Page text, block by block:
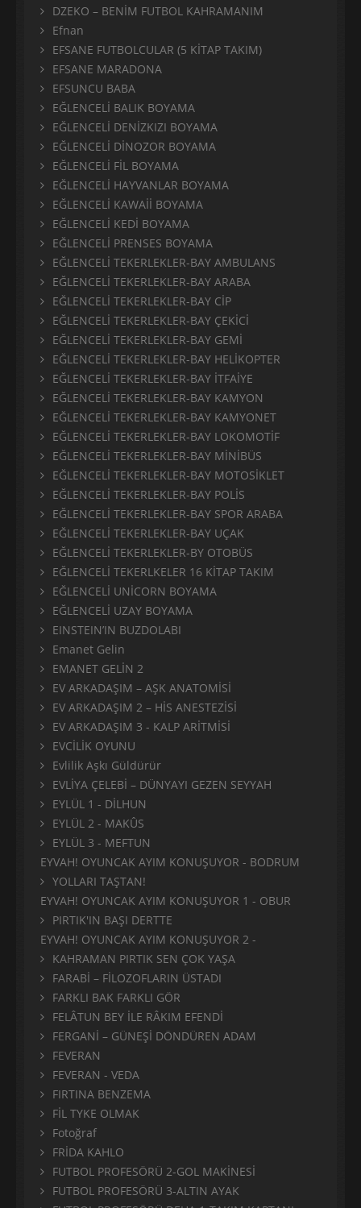
DZEKO – BENİM FUTBOL KAHRAMANIM
Efnan
EFSANE FUTBOLCULAR (5 KİTAP TAKIM)
EFSANE MARADONA
EFSUNCU BABA
EĞLENCELİ BALIK BOYAMA
EĞLENCELİ DENİZKIZI BOYAMA
EĞLENCELİ DİNOZOR BOYAMA
EĞLENCELİ FİL BOYAMA
EĞLENCELİ HAYVANLAR BOYAMA
EĞLENCELİ KAWAİİ BOYAMA
EĞLENCELİ KEDİ BOYAMA
EĞLENCELİ PRENSES BOYAMA
EĞLENCELİ TEKERLEKLER-BAY AMBULANS
EĞLENCELİ TEKERLEKLER-BAY ARABA
EĞLENCELİ TEKERLEKLER-BAY CİP
EĞLENCELİ TEKERLEKLER-BAY ÇEKİCİ
EĞLENCELİ TEKERLEKLER-BAY GEMİ
EĞLENCELİ TEKERLEKLER-BAY HELİKOPTER
EĞLENCELİ TEKERLEKLER-BAY İTFAİYE
EĞLENCELİ TEKERLEKLER-BAY KAMYON
EĞLENCELİ TEKERLEKLER-BAY KAMYONET
EĞLENCELİ TEKERLEKLER-BAY LOKOMOTİF
EĞLENCELİ TEKERLEKLER-BAY MİNİBÜS
EĞLENCELİ TEKERLEKLER-BAY MOTOSİKLET
EĞLENCELİ TEKERLEKLER-BAY POLİS
EĞLENCELİ TEKERLEKLER-BAY SPOR ARABA
EĞLENCELİ TEKERLEKLER-BAY UÇAK
EĞLENCELİ TEKERLEKLER-BY OTOBÜS
EĞLENCELİ TEKERLKELER 16 KİTAP TAKIM
EĞLENCELİ UNİCORN BOYAMA
EĞLENCELİ UZAY BOYAMA
EINSTEIN’IN BUZDOLABI
Emanet Gelin
EMANET GELİN 2
EV ARKADAŞIM – AŞK ANATOMİSİ
EV ARKADAŞIM 2 – HİS ANESTEZİSİ
EV ARKADAŞIM 3 - KALP ARİTMİSİ
EVCİLİK OYUNU
Evlilik Aşkı Güldürür
EVLİYA ÇELEBİ – DÜNYAYI GEZEN SEYYAH
EYLÜL 1 - DİLHUN
EYLÜL 2 - MAKÛS
EYLÜL 3 - MEFTUN
EYVAH! OYUNCAK AYIM KONUŞUYOR - BODRUM
YOLLARI TAŞTAN!
EYVAH! OYUNCAK AYIM KONUŞUYOR 1 - OBUR
PIRTIK'IN BAŞI DERTTE
EYVAH! OYUNCAK AYIM KONUŞUYOR 2 -
KAHRAMAN PIRTIK SEN ÇOK YAŞA
FARABİ – FİLOZOFLARIN ÜSTADI
FARKLI BAK FARKLI GÖR
FELÂTUN BEY İLE RÂKIM EFENDİ
FERGANİ – GÜNEŞİ DÖNDÜREN ADAM
FEVERAN
FEVERAN - VEDA
FIRTINA BENZEMA
FİL TYKE OLMAK
Fotoğraf
FRİDA KAHLO
FUTBOL PROFESÖRÜ 2-GOL MAKİNESİ
FUTBOL PROFESÖRÜ 3-ALTIN AYAK